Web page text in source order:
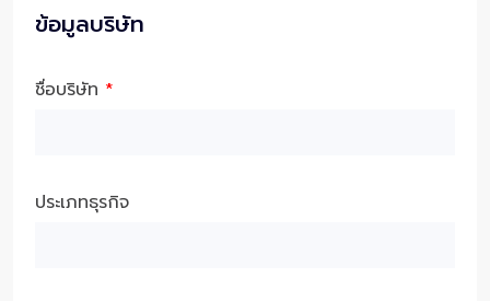
ข้อมูลบริษัท
ชื่อบริษัท *
ประเภทธุรกิจ